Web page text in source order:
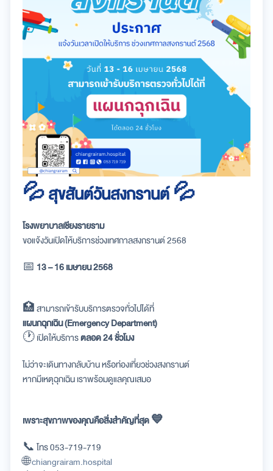
💦 สุขสันต์วันสงกรานต์ 💦
โรงพยาบาลเชียงรายราม
ขอแจ้งวันเปิดให้บริการช่วงเทศกาลสงกรานต์ 2568
📅 13 – 16 เมษายน 2568
🏥 สามารถเข้ารับบริการตรวจทั่วไปได้ที่
แผนกฉุกเฉิน (Emergency Department)
🕐 เปิดให้บริการ ตลอด 24 ชั่วโมง
ไม่ว่าจะเดินทางกลับบ้าน หรือท่องเที่ยวช่วงสงกรานต์
หากมีเหตุฉุกเฉิน เราพร้อมดูแลคุณเสมอ
เพราะสุขภาพของคุณคือสิ่งสำคัญที่สุด 💙
📞 โทร 053-719-719
🌐 chiangrairam.hospital